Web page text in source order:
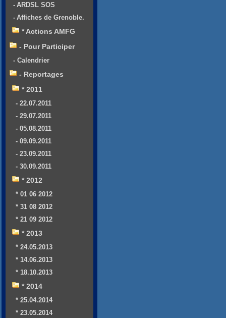
- ARDSL SOS
- Affiches de Grenoble.
* Actions AMFG
- Pour Participer
- Calendrier
- Reportages
* 2011
- 22.07.2011
- 29.07.2011
- 05.08.2011
- 09.09.2011
- 23.09.2011
- 30.09.2011
* 2012
* 01 06 2012
* 31 08 2012
* 21 09 2012
* 2013
* 24.05.2013
* 14.06.2013
* 18.10.2013
* 2014
* 25.04.2014
* 23.05.2014